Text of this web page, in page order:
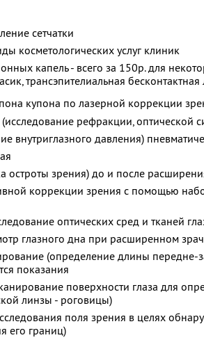
сетчатки
косметологических услуг клиник
капель - всего за 150р. для
трансэпителиальная бесконтактная
купона по лазерной коррекции
рефракции, оптической
внутриглазного давления)
остроты зрения) до и после
коррекции зрения с помощью
оптических сред и тканей
глазного дна при расширенном
(определение длины передне-
показания
поверхности глаза для
линзы - роговицы)
поля зрения в целях
его границ)